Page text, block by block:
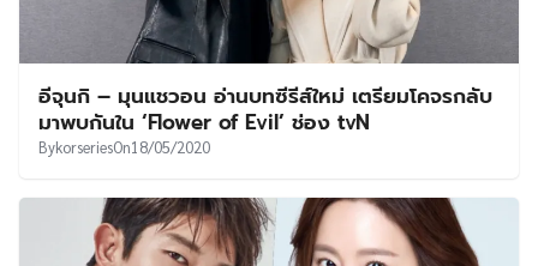
อีจุนกิ – มุนแชวอน อ่านบทซีรีส์ใหม่ เตรียมโคจรกลับ
มาพบกันใน ‘Flower of Evil’ ช่อง tvN
BykorseriesOn18/05/2020